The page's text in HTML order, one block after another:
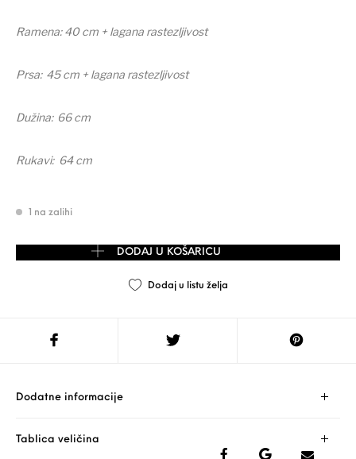
Ramena: 40 cm + lagana rastezljivost
Prsa: 45 cm + lagana rastezljivost
Dužina: 66 cm
Rukavi: 64cm
1 na zalihi
HEMA majica vel. 38/M količina
DODAJ U KOŠARICU
Dodaj u listu želja
Dodatne informacije
Tablica veličina